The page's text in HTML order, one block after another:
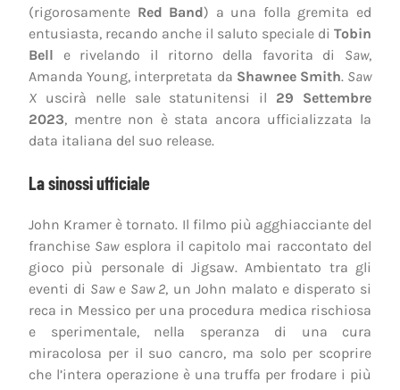
(rigorosamente Red Band) a una folla gremita ed
entusiasta, recando anche il saluto speciale di Tobin
Bell e rivelando il ritorno della favorita di Saw,
Amanda Young, interpretata da Shawnee Smith. Saw
X uscirà nelle sale statunitensi il 29 Settembre
2023, mentre non è stata ancora ufficializzata la
data italiana del suo release.
La sinossi ufficiale
John Kramer è tornato. Il filmo più agghiacciante del
franchise Sawesplora il capitolo mai raccontato del
gioco più personale di Jigsaw. Ambientato tra gli
eventi di Sawe Saw 2, un John malato e disperato si
reca in Messico per una procedura medica rischiosa
e sperimentale, nella speranza di una cura
miracolosa per il suo cancro, ma solo per scoprire
che l’intera operazione è una truffa per frodare i più